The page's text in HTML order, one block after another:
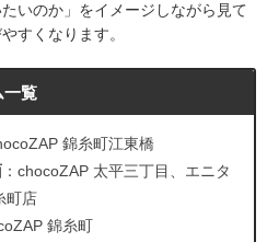
いのか」をイメージしながら見て
すくなります。
一覧
錦糸町江東橋
：chocoZAP 太平三丁目、エニタ
町店
錦糸町